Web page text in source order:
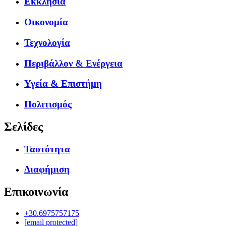
Οικονομία
Τεχνολογία
Περιβάλλον & Ενέργεια
Υγεία & Επιστήμη
Πολιτισμός
Σελίδες
Ταυτότητα
Διαφήμιση
Επικοινωνία
+30.6975757175
[email protected]